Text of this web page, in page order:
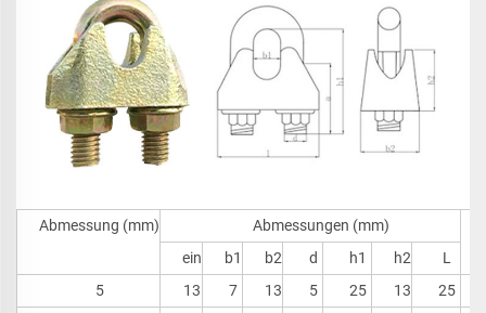
Abmessung (mm) Abmessungen (mm)
ein
b1 b2 d h1 h2
L
5
13 7 13 5 25 13
25